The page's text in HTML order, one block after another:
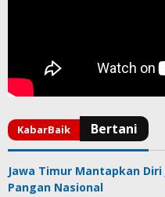
Jawa Timur Mantapkan
Pangan Nasional